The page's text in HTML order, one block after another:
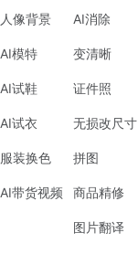
人像背景
AI模特
AI试鞋
AI试衣
服装换色
AI带货视频
AI消除
变清晰
证件照
无损改尺寸
拼图
商品精修
图片翻译